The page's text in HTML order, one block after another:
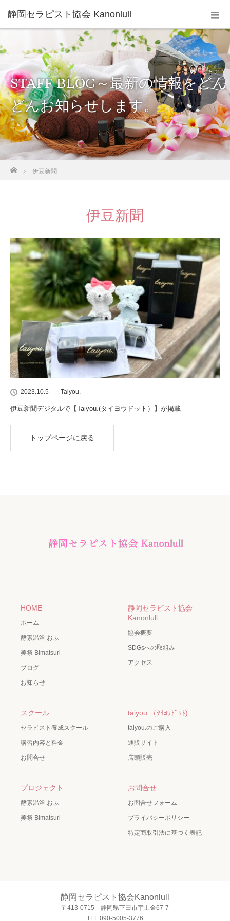
静岡セラピスト協会 Kanonlull
STAFF BLOG～最新の情報をどん
どんお知らせします。
ホーム
伊豆新聞
伊豆新聞
2023.10.5 Taiyou.
伊豆新聞デジタルで【Taiyou.(タイヨウドット）】が掲載
トップページに戻る
HOME
ホーム
酵素温浴 おふ
美祭 Bimatsuri
ブログ
お知らせ
静岡セラピスト協会
Kanonlull
協会概要
SDGsへの取組み
アクセス
スクール
セラピスト養成スクール
講習内容と料金
お問合せ
taiyou.（ﾀｲﾖｳﾄﾞｯﾄ)
taiyou.のご購入
通販サイト
店頭販売
プロジェクト
酵素温浴 おふ
美祭 Bimatsuri
お問合せ
お問合せフォーム
プライバシーポリシー
特定商取引法に基づく表記
静岡セラピスト協会Kanonlull
〒413-0715 静岡県下田市宇土金67-7
TEL 090-5005-3776